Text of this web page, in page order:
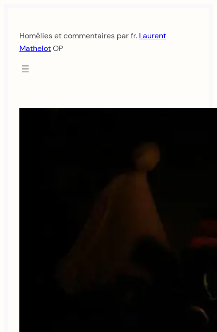
contenu
Homélies et commentaires par fr. Laurent
MathelotOP